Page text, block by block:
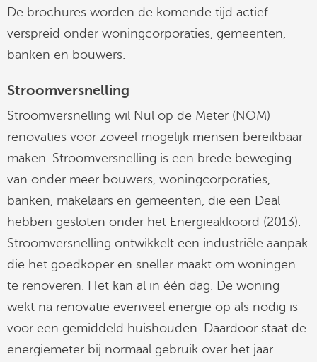
De brochures worden de komende tijd actief
verspreid onder woningcorporaties, gemeenten,
banken en bouwers.
Stroomversnelling
Stroomversnelling wil Nul op de Meter (NOM)
renovaties voor zoveel mogelijk mensen bereikbaar
maken. Stroomversnelling is een brede beweging
van onder meer bouwers, woningcorporaties,
banken, makelaars en gemeenten, die een Deal
hebben gesloten onder het Energieakkoord (2013).
Stroomversnelling ontwikkelt een industriële aanpak
die het goedkoper en sneller maakt om woningen
te renoveren. Het kan al in één dag. De woning
wekt na renovatie evenveel energie op als nodig is
voor een gemiddeld huishouden. Daardoor staat de
energiemeter bij normaal gebruik over het jaar